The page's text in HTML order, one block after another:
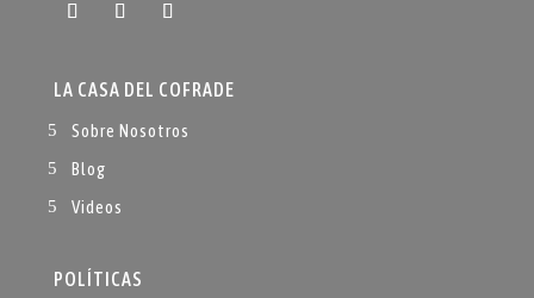
LA CASA DEL COFRADE
Sobre Nosotros
Blog
Videos
POLÍTICAS